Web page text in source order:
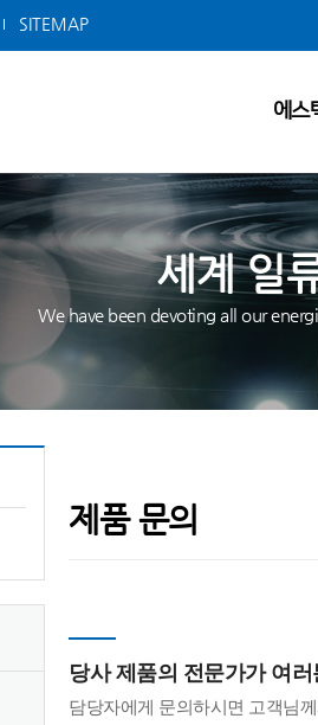
SITEMAP
에스
세계 일
We have been devoting all our
제품 문의
당사 제품의 전문가가 여
담당자에게 문의하시면 고객님